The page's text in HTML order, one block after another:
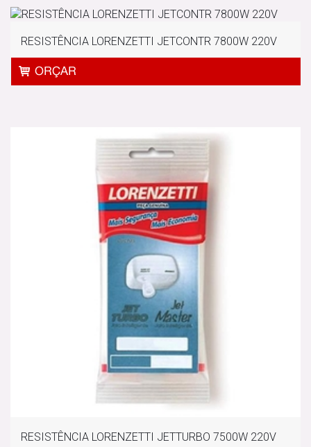
RESISTÊNCIA LORENZETTI JETCONTR 7800W 220V
RESISTÊNCIA LORENZETTI JETTURBO 7500W 220V